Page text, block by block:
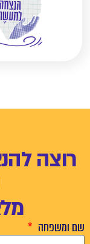
רוצה
שם ומשפחה